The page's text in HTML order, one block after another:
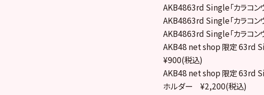
AKB4863rd Single「カラコ
AKB4863rd Single「カラコ
AKB4863rd Single「カラコン
AKB48 net shop 限定 63rd
¥900(税込)
AKB48 net shop 限定 63rd
ホルダー ¥2,200(税込)